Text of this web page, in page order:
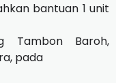
bantuan 1 unit
Tambon Baroh,
pada